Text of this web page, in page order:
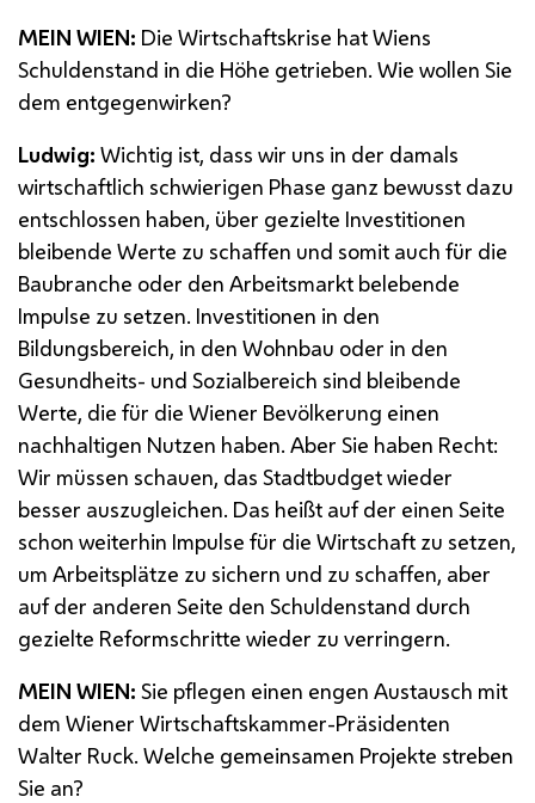
MEIN WIEN: Die Wirtschaftskrise hat Wiens
Schuldenstand in die Höhe getrieben. Wie wollen Sie
dem entgegenwirken?
Ludwig: Wichtig ist, dass wir uns in der damals
wirtschaftlich schwierigen Phase ganz bewusst dazu
entschlossen haben, über gezielte Investitionen
bleibende Werte zu schaffen und somit auch für die
Baubranche oder den Arbeitsmarkt belebende
Impulse zu setzen. Investitionen in den
Bildungsbereich, in den Wohnbau oder in den
Gesundheits- und Sozialbereich sind bleibende
Werte, die für die Wiener Bevölkerung einen
nachhaltigen Nutzen haben. Aber Sie haben Recht:
Wir müssen schauen, das Stadtbudget wieder
besser auszugleichen. Das heißt auf der einen Seite
schon weiterhin Impulse für die Wirtschaft zu setzen,
um Arbeitsplätze zu sichern und zu schaffen, aber
auf der anderen Seite den Schuldenstand durch
gezielte Reformschritte wieder zu verringern.
MEIN WIEN: Sie pflegen einen engen Austausch mit
dem Wiener Wirtschaftskammer-Präsidenten
Walter Ruck. Welche gemeinsamen Projekte streben
Sie an?